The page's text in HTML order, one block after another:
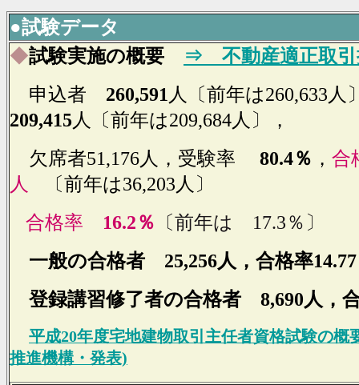
●試験データ
◆試験実施の概要
⇒ 不動産適正取引
申込者 260,591 人
〔前年は260,633人
209,415 人〔前年は209,684人〕，
欠席者51,176人，受験率 80.4％ ，
人
〔前年は36,203人〕
合格率 16.2％ 〔前年は 17.3％〕
一般の合格者 25,256人，合格率
登録講習修了者の合格者 8,690人，
平成20年度宅地建物取引主任者資格試験の概
推進機構・発表)